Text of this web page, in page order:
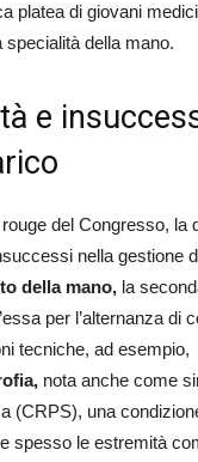
platea di giovani
specialità della mano.
e
del Congresso, la
nella gestione
della mano, la
per l’alternanza di
tecniche, ad esempio,
nota anche come
(CRPS), una
spesso le estremità